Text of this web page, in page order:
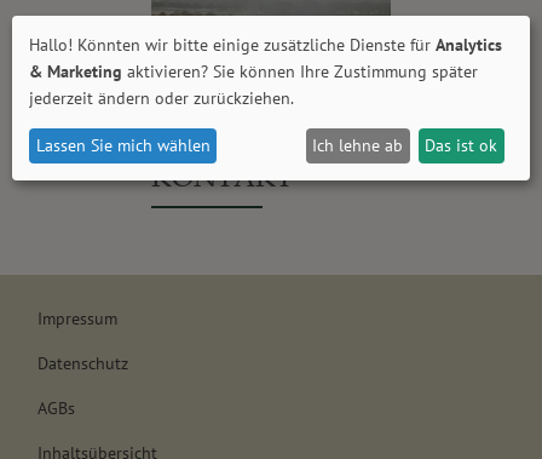
KONTAKT
Impressum
Datenschutz
AGBs
Inhaltsübersicht
Hallo! Könnten wir bitte einige zusätzliche Dienste für Analytics
& Marketing aktivieren? Sie können Ihre Zustimmung später
jederzeit ändern oder zurückziehen.
Lassen Sie mich wählen Ich lehne ab Das ist ok